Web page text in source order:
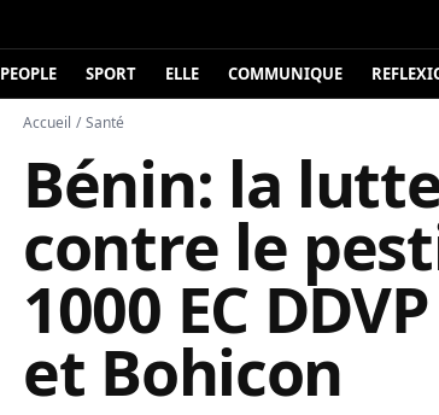
PEOPLE SPORT ELLE COMMUNIQUE
Accueil / Santé
Bénin: la
contre le
1000 EC
et Bohicon